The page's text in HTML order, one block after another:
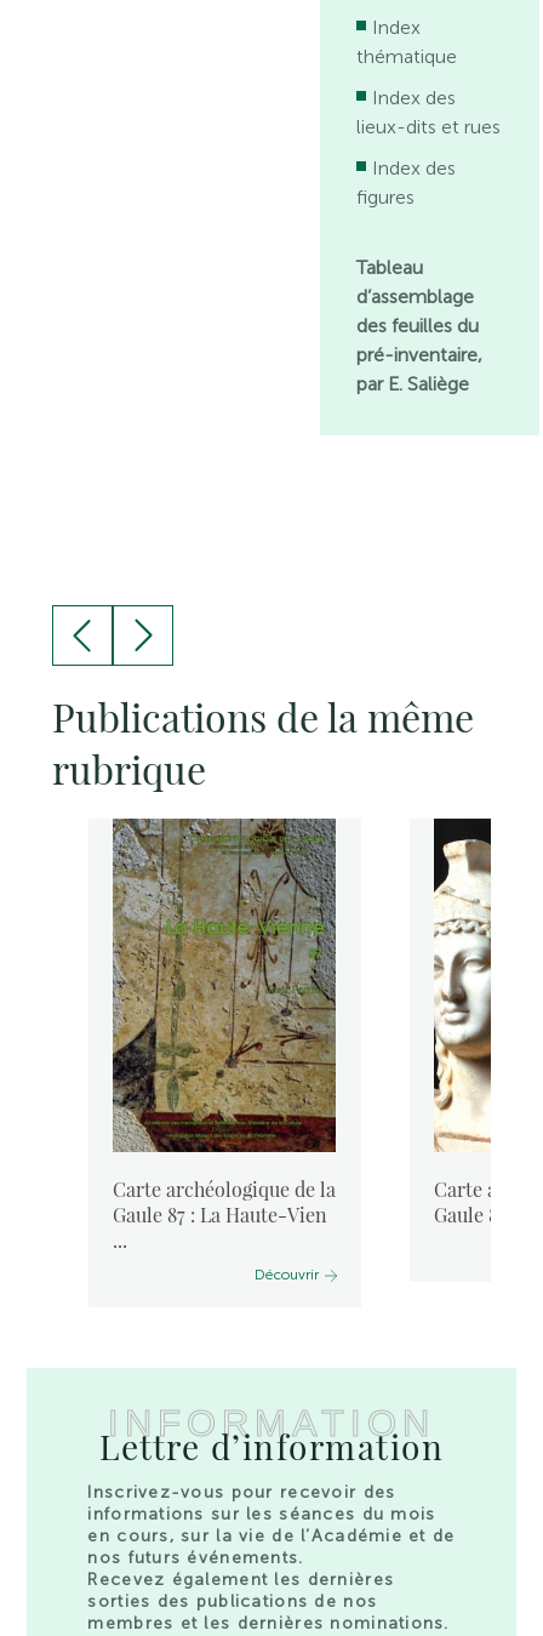
Index
thématique
Index des
lieux-dits et rues
Index des
figures
Tableau
d’assemblage
des feuilles du
pré-inventaire,
par E. Saliège
Publications de la même
rubrique
Carte archéologique de la
Gaule 87 : La Haute-Vien
...
Découvrir
Carte
Gaule 86-3
INFORMATION
Lettre d’information
Inscrivez-vous pour recevoir des
informations sur les séances du mois
en cours, sur la vie de l’Académie et de
nos futurs événements.
Recevez également les dernières
sorties des publications de nos
membres et les dernières nominations.